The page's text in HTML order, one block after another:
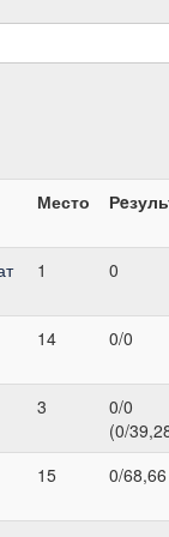
Место
1 0
14 0/0
3
0/0
(0/
15 0/68,66